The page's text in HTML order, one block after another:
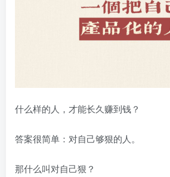
什么样的人，才能长久赚到钱？
答案很简单：对自己够狠的人。
那什么叫对自己狠？